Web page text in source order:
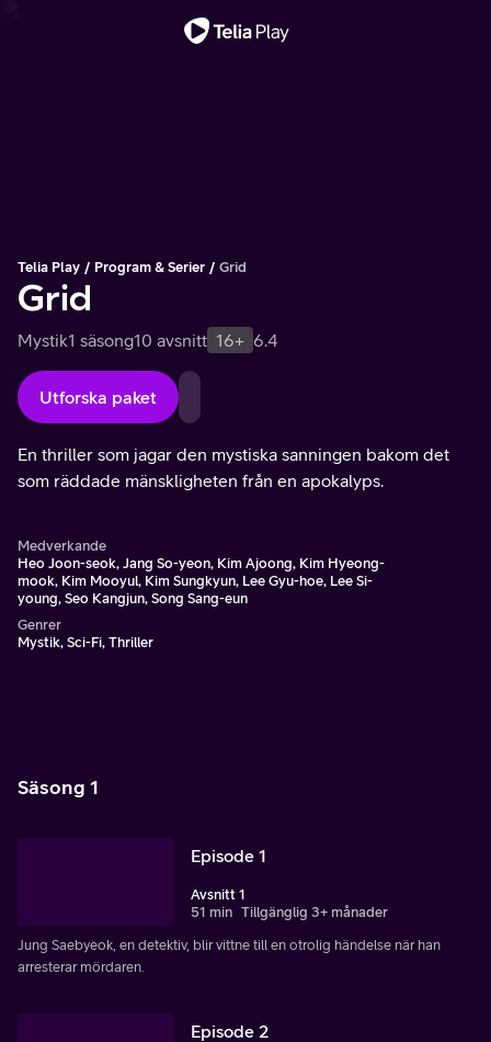
Telia Play Program & Serier Grid
Grid
Mystik1 säsong10 avsnitt 16+ 6.4
Utforska paket
En thriller som jagar den mystiska sanningen bakom det
som räddade mänskligheten från en apokalyps.
Medverkande
Heo Joon-seok, Jang So-yeon, Kim Ajoong, Kim Hyeong-
mook, Kim Mooyul, Kim Sungkyun, Lee Gyu-hoe, Lee Si-
young, Seo Kangjun, Song Sang-eun
Genrer
Mystik, Sci-Fi, Thriller
Säsong 1
Episode 1
Avsnitt 1
51 min Tillgänglig 3+ månader
Jung Saebyeok, en detektiv, blir vittne till en otrolig händelse när han
arresterar mördaren.
Episode 2